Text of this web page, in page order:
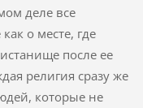
деле все
о месте, где
после ее
религия сразу же
которые не